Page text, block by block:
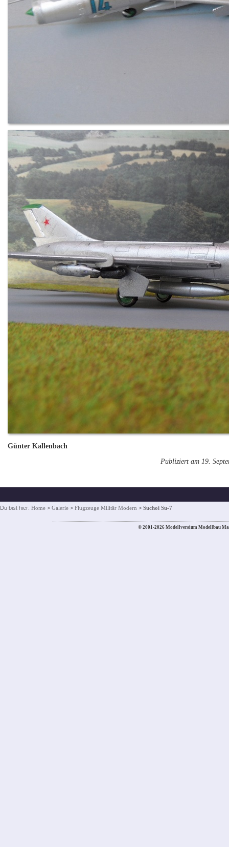
Günter Kallenbach
Publiziert am 19.
Du bist hier: Home > Galerie > Flugzeuge Militär Modern > Suchoi Su-7
© 2001-2026 Modellversium Modellbau